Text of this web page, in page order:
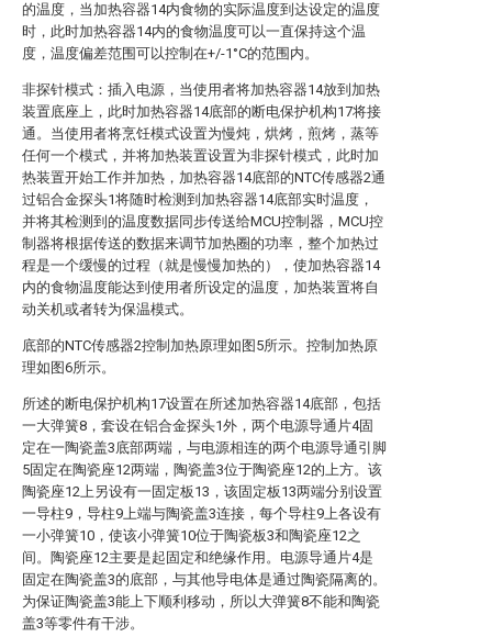
的温度，当加热容器14内食物的实际温度到达设定的温度
时，此时加热容器14内的食物温度可以一直保持这个温
度，温度偏差范围可以控制在+/-1°C的范围内。
非探针模式：插入电源，当使用者将加热容器14放到加热
装置底座上，此时加热容器14底部的断电保护机构17将接
通。当使用者将烹饪模式设置为慢炖，烘烤，煎烤，蒸等
任何一个模式，并将加热装置设置为非探针模式，此时加
热装置开始工作并加热，加热容器14底部的NTC传感器2通
过铝合金探头1将随时检测到加热容器14底部实时温度，
并将其检测到的温度数据同步传送给MCU控制器，MCU控
制器将根据传送的数据来调节加热圈的功率，整个加热过
程是一个缓慢的过程（就是慢慢加热的），使加热容器14
内的食物温度能达到使用者所设定的温度，加热装置将自
动关机或者转为保温模式。
底部的NTC传感器2控制加热原理如图5所示。控制加热原
理如图6所示。
所述的断电保护机构17设置在所述加热容器14底部，包括
一大弹簧8，套设在铝合金探头1外，两个电源导通片4固
定在一陶瓷盖3底部两端，与电源相连的两个电源导通引脚
5固定在陶瓷座12两端，陶瓷盖3位于陶瓷座12的上方。该
陶瓷座12上另设有一固定板13，该固定板13两端分别设置
一导柱9，导柱9上端与陶瓷盖3连接，每个导柱9上各设有
一小弹簧10，使该小弹簧10位于陶瓷板3和陶瓷座12之
间。陶瓷座12主要是起固定和绝缘作用。电源导通片4是
固定在陶瓷盖3的底部，与其他导电体是通过陶瓷隔离的。
为保证陶瓷盖3能上下顺利移动，所以大弹簧8不能和陶瓷
盖3等零件有干涉。